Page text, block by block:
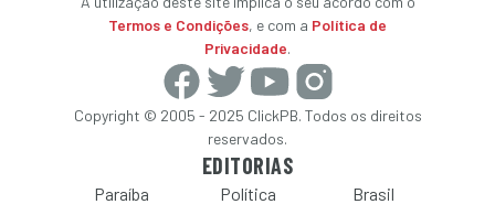
Termos e Condições, e com a Política de
Privacidade.
Copyright © 2005 - 2025 ClickPB. Todos os direitos
reservados.
EDITORIAS
Paraíba Política
Brasil